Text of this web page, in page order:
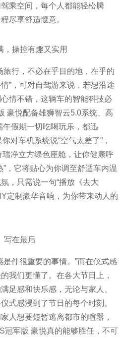
乘空间，每个人都能轻松腾
尽享舒适惬意。
，操控有趣又实用
旅行，不必在乎目的地，在乎的
”，可对自驾游来说，若想沿途
情不错，这辆车的智能科技必
豪悦配备雄狮智云5.0系统、高
假期一切吃喝玩乐，都迅
对车机系统说“空气太差了”，
净立方绿色座舱，让你健康呼
”，它将贴心为你调至舒适车内温
，只需说一句“播放《去大
定制豪华音响，为你带来动人的
写在最后
是件很重要的事情。”而在仪式感
我们更懂了。在各大节日上，
足感和快乐感，无论与家人、
式感浸到了节日的每个时刻。
人想要短暂逃离都市的喧嚣，
冠军版 豪悦真的能够胜任，不可